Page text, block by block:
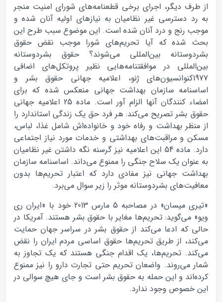
از طرف دیگر، اجرای برخی قطعنامه‌های شورای امنیت منجر
به رد دسترسی غیر نظامیان به نیازهای اولیه آنان شده و
موجب رنج و درد آنان شده است. این موضوع سبب طرح این
بحث شده که آیا تحریم‌های شورا موجب نقض حقوق
بشردوستانه بین‌المللی می‌شوند؟ حقوق بشردوستانه
بین‌المللی در موافقتنامه‌هایی نظیر پروتکل‌های اضافی
1977کنوانسیون‌های ژنو، اعلامیه جهانی حقوق بشر و
اساسنامه سازمان بهداشت جهانی منعکس شده که برای
امضاء کنندگان آنها الزام آور است. ماده 25 اعلامیه جهانی
حقوق بشر تصریح می‌کند: هر فرد حق یک زندگی استاندارد را
از منظر بهداشت و رفاه خود و خانواده‌اش شامل غذا، لباس،
مسکن و مراقبت‌های بهداشتی و خدمات مورد نیاز اجتماعی
دارد. ماده 54 این اعلامیه نیز گرسنه نگه داشتن غیر نظامیان
به عنوان یک سلاح جنگی را ممنوع می‌داند. اساسنامه سازمان
بهداشت جهانی نیز مفادی دارد که اعتبار تحریم‌ها بدون
معافیت‌های بشردوستانه موثر را زیر سوال می‌برد.
«تیری میسان» در مصاحبه 5 مارس 2013 خود با «ایران ری
ویو» می‌گوید: تحریم‌ها مغایر با حقوق بشر هستند. آمریکا در
حالی که ادعا می‌کند از حقوق بشر در سراسر جهان حمایت
می‌کند، از طریق تحریم‌ها حقوق اساسی مردم ایران را نقض
می‌کند. تحریم‌ها، یک اقدام جنگی هستند که یک تجاوز به
شمار می‌روند. واضعان تحریم حتی تجارت دارو را نیز ممنوع
کرده‌اند و این حمله به حقوق بشر است و جای هیچ سوالی در
این خصوص وجود ندارد.